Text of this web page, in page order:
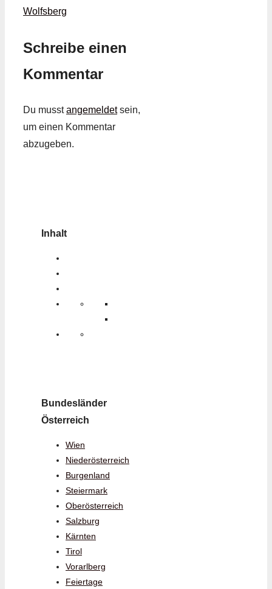
Wolfsberg
Schreibe einen
Kommentar
Du musstangemeldetsein,
um einen Kommentar
abzugeben.
Inhalt
Bundesländer
Österreich
Wien
Niederösterreich
Burgenland
Steiermark
Oberösterreich
Salzburg
Kärnten
Tirol
Vorarlberg
Feiertage